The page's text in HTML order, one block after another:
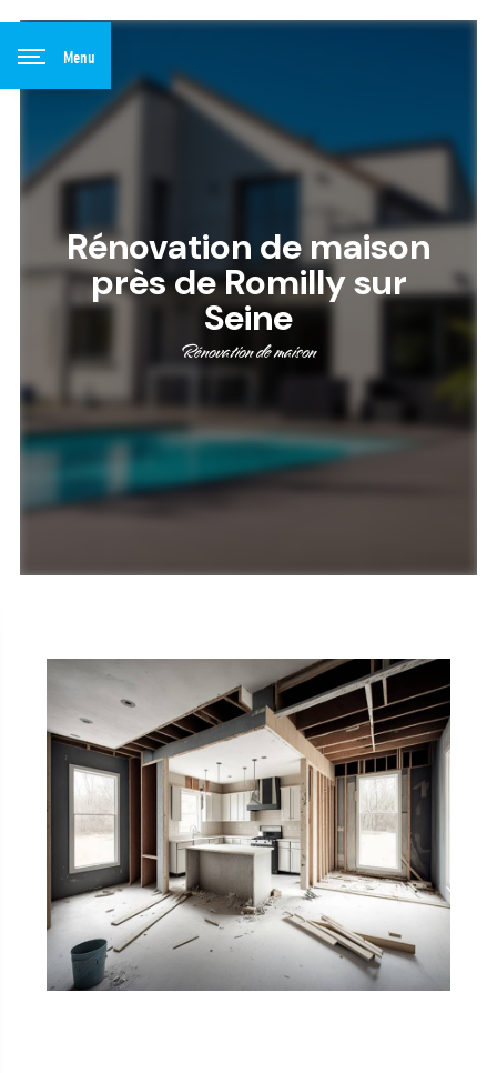
Menu
Rénovation de maison
près de Romilly sur
Seine
Rénovation de maison